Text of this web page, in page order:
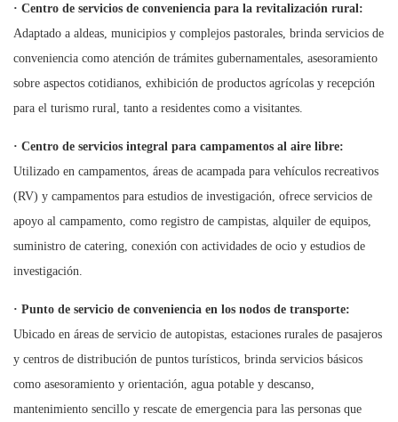
· Centro de servicios de conveniencia para la revitalización rural:
Adaptado a aldeas, municipios y complejos pastorales, brinda servicios de
conveniencia como atención de trámites gubernamentales, asesoramiento
sobre aspectos cotidianos, exhibición de productos agrícolas y recepción
para el turismo rural, tanto a residentes como a visitantes.
· Centro de servicios integral para campamentos al aire libre:
Utilizado en campamentos, áreas de acampada para vehículos recreativos
(RV) y campamentos para estudios de investigación, ofrece servicios de
apoyo al campamento, como registro de campistas, alquiler de equipos,
suministro de catering, conexión con actividades de ocio y estudios de
investigación.
· Punto de servicio de conveniencia en los nodos de transporte:
Ubicado en áreas de servicio de autopistas, estaciones rurales de pasajeros
y centros de distribución de puntos turísticos, brinda servicios básicos
como asesoramiento y orientación, agua potable y descanso,
mantenimiento sencillo y rescate de emergencia para las personas que